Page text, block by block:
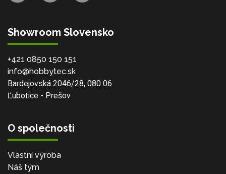
Showroom Slovensko
+421 0850 150 151
info@hobbytec.sk
Bardejovská 2046/28, 080 06
Ľubotice - Prešov
O společnosti
Vlastní výroba
Náš tým